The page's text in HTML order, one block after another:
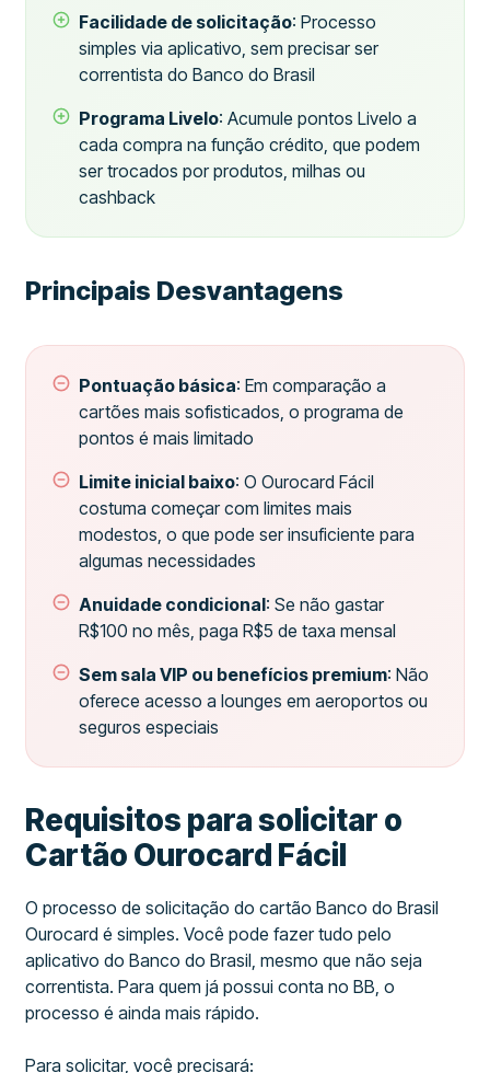
Facilidade de solicitação: Processo
simples via aplicativo, sem precisar ser
correntista do Banco do Brasil
Programa Livelo: Acumule pontos Livelo a
cada compra na função crédito, que podem
ser trocados por produtos, milhas ou
cashback
Principais Desvantagens
Pontuação básica: Em comparação a
cartões mais sofisticados, o programa de
pontos é mais limitado
Limite inicial baixo: O Ourocard Fácil
costuma começar com limites mais
modestos, o que pode ser insuficiente para
algumas necessidades
Anuidade condicional: Se não gastar
R$100 no mês, paga R$5 de taxa mensal
Sem sala VIP ou benefícios premium: Não
oferece acesso a lounges em aeroportos ou
seguros especiais
Requisitos para solicitar o
Cartão Ourocard Fácil
O processo de solicitação do cartão Banco do Brasil
Ourocard é simples. Você pode fazer tudo pelo
aplicativo do Banco do Brasil, mesmo que não seja
correntista. Para quem já possui conta no BB, o
processo é ainda mais rápido.
Para solicitar, você precisará: